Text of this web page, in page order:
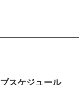
スケジュール